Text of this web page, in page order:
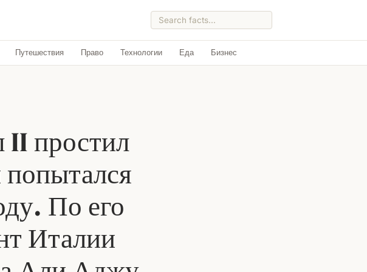
Путешествия Право Технологии Еда Бизнес
простил
По его
Италии